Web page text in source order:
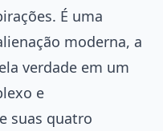
É uma
moderna, a
verdade em um
e
suas quatro